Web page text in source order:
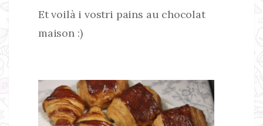
Et voilà i vostri pains au chocolat
maison :)